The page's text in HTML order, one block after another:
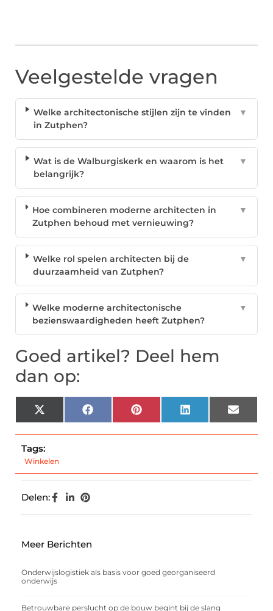
Veelgestelde vragen
Welke architectonische stijlen zijn te vinden
in Zutphen?
▼
Wat is de Walburgiskerk en waarom is het
belangrijk?
▼
Hoe combineren moderne architecten in
Zutphen behoud met vernieuwing?
▼
Welke rol spelen architecten bij de
duurzaamheid van Zutphen?
▼
Welke moderne architectonische
bezienswaardigheden heeft Zutphen?
▼
Goed artikel? Deel hem
dan op:
X
(Twitter)
Facebook Pinterest LinkedIn Email
Tags:
Winkelen
Delen:
Meer Berichten
Onderwijslogistiek als basis voor goed georganiseerd
onderwijs
Betrouwbare perslucht op de bouw begint bij de slang